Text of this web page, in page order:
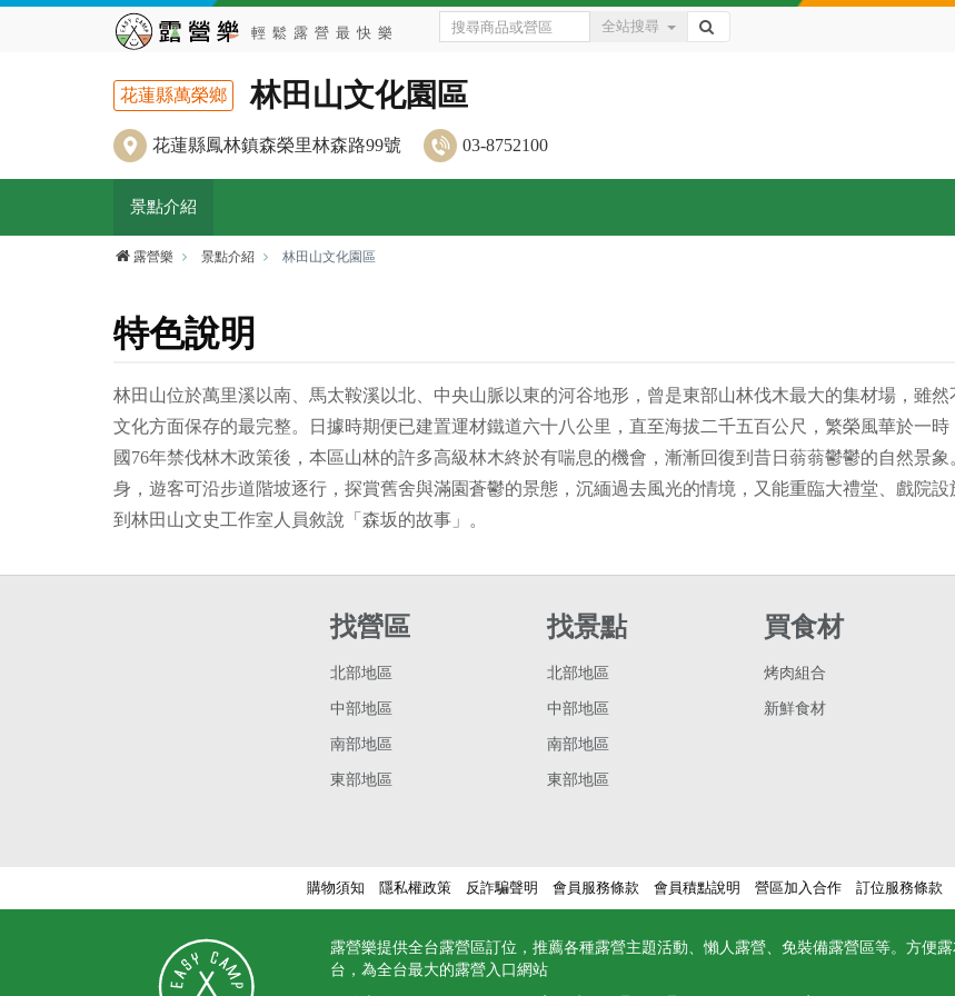
全站搜尋
花蓮縣萬榮鄉 林田山文化園區
花蓮縣鳳林鎮森榮里林森路99號 03-8752100
景點介紹
露營樂 景點介紹 林田山文化園區
特色說明
林田山位於萬里溪以南、馬太鞍溪以北、中央山脈以東的河谷地形，曾是東部山林伐木最大的集材場，雖
文化方面保存的最完整。日據時期便已建置運材鐵道六十八公里，直至海拔二千五百公尺，繁榮風華於一
國76年禁伐林木政策後，本區山林的許多高級林木終於有喘息的機會，漸漸回復到昔日蓊蓊鬱鬱的自然景
身，遊客可沿步道階坡逐行，探賞舊舍與滿園蒼鬱的景態，沉緬過去風光的情境，又能重臨大禮堂、戲院
到林田山文史工作室人員敘說「森坂的故事」。
找營區
北部地區
中部地區
南部地區
東部地區
找景點
北部地區
中部地區
南部地區
東部地區
買食材
烤肉組合
新鮮食材
購物須知 隱私權政策 反詐騙聲明 會員服務條款 會員積點說明 營區加入合作 訂位服務條款
露營樂提供全台露營區訂位，推薦各種露營主題活動、懶人露營、免裝備露營區等。方便
台，為全台最大的露營入口網站